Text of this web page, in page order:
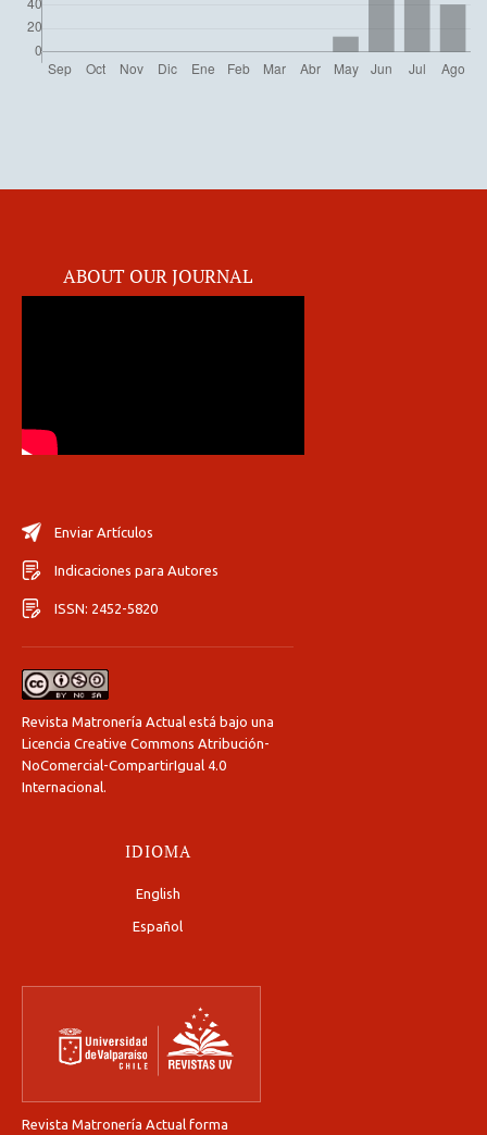
ABOUT OUR JOURNAL
Enviar Artículos
Indicaciones para Autores
ISSN: 2452-5820
Revista Matronería Actual está bajo una
Licencia Creative Commons Atribución-
NoComercial-CompartirIgual 4.0
Internacional.
IDIOMA
English
Español
Revista Matronería Actual forma